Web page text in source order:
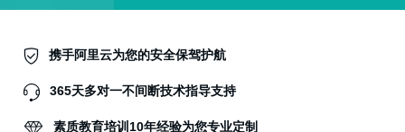
携手阿里云为您的安全保驾护航
365天多对一不间断技术指导支持
素质教育培训10年经验为您专业定制